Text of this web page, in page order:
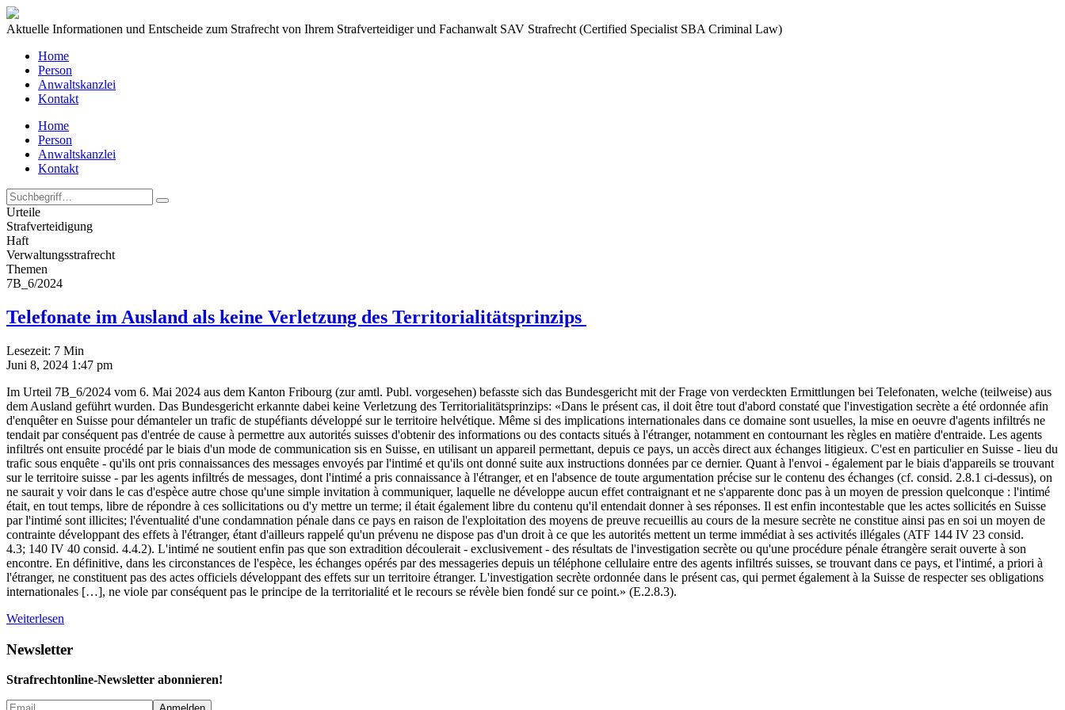
Aktuelle Informationen und Entscheide zum Strafrecht von Ihrem Strafverteidiger und Fachanwalt SAV Strafrecht (Certified Specialist SBA Criminal Law)
Home
Person
Anwaltskanzlei
Kontakt
Home
Person
Anwaltskanzlei
Kontakt
Urteile
Strafverteidigung
Haft
Verwaltungs­strafrecht
Themen
7B_6/2024
Telefonate im Ausland als keine Verletzung des Territorialitätsprinzips
Lesezeit: 7 Min
Juni 8, 2024 1:47 pm
Im Urteil 7B_6/2024 vom 6. Mai 2024 aus dem Kanton Fribourg (zur amtl. Publ. vorgesehen) befasste sich das Bundesgericht mit der Frage von verdeckten Ermittlungen bei Telefonaten, welche (teilweise) aus
dem Ausland geführt wurden. Das Bundesgericht erkannte dabei keine Verletzung des Territorialitätsprinzips: «Dans le présent cas, il doit être tout d'abord constaté que l'investigation secrète a été ordonnée afin
d'enquêter en Suisse pour démanteler un trafic de stupéfiants développé sur le territoire helvétique. Même si des implications internationales dans ce domaine sont usuelles, la mise en oeuvre d'agents infiltrés ne
tendait par conséquent pas d'entrée de cause à permettre aux autorités suisses d'obtenir des informations ou des contacts situés à l'étranger, notamment en contournant les règles en matière d'entraide. Les agents
infiltrés ont ensuite procédé par le biais d'un mode de communication sis en Suisse, en utilisant un appareil permettant, depuis ce pays, un accès direct aux échanges litigieux. C'est en particulier en Suisse - lieu du
trafic sous enquête - qu'ils ont pris connaissances des messages envoyés par l'intimé et qu'ils ont donné suite aux instructions données par ce dernier. Quant à l'envoi - également par le biais d'appareils se trouvant
sur le territoire suisse - par les agents infiltrés de messages, dont l'intimé a pris connaissance à l'étranger, et en l'absence de toute argumentation précise sur le contenu des échanges (cf. consid. 2.8.1 ci-dessus), on
ne saurait y voir dans le cas d'espèce autre chose qu'une simple invitation à communiquer, laquelle ne développe aucun effet contraignant et ne s'apparente donc pas à un moyen de pression quelconque : l'intimé
était, en tout temps, libre de répondre à ces sollicitations ou d'y mettre un terme; il était également libre du contenu qu'il entendait donner à ses réponses. Il est enfin incontestable que les actes sollicités en Suisse
par l'intimé sont illicites; l'éventualité d'une condamnation pénale dans ce pays en raison de l'exploitation des moyens de preuve recueillis au cours de la mesure secrète ne constitue ainsi pas en soi un moyen de
contrainte développant des effets à l'étranger, étant d'ailleurs rappelé qu'un prévenu ne dispose pas d'un droit à ce que les autorités mettent un terme immédiat à ses activités illégales (ATF 144 IV 23 consid.
4.3; 140 IV 40 consid. 4.4.2). L'intimé ne soutient enfin pas que son extradition découlerait - exclusivement - des résultats de l'investigation secrète ou qu'une procédure pénale étrangère serait ouverte à son
encontre. En définitive, dans les circonstances de l'espèce, les échanges opérés par des messageries depuis un téléphone cellulaire entre des agents infiltrés suisses, se trouvant dans ce pays, et l'intimé, a priori à
l'étranger, ne constituent pas des actes officiels développant des effets sur un territoire étranger. L'investigation secrète ordonnée dans le présent cas, qui permet également à la Suisse de respecter ses obligations
internationales […], ne viole par conséquent pas le principe de la territorialité et le recours se révèle bien fondé sur ce point.» (E.2.8.3).
Weiterlesen
Newsletter
Strafrechtonline-Newsletter abonnieren!